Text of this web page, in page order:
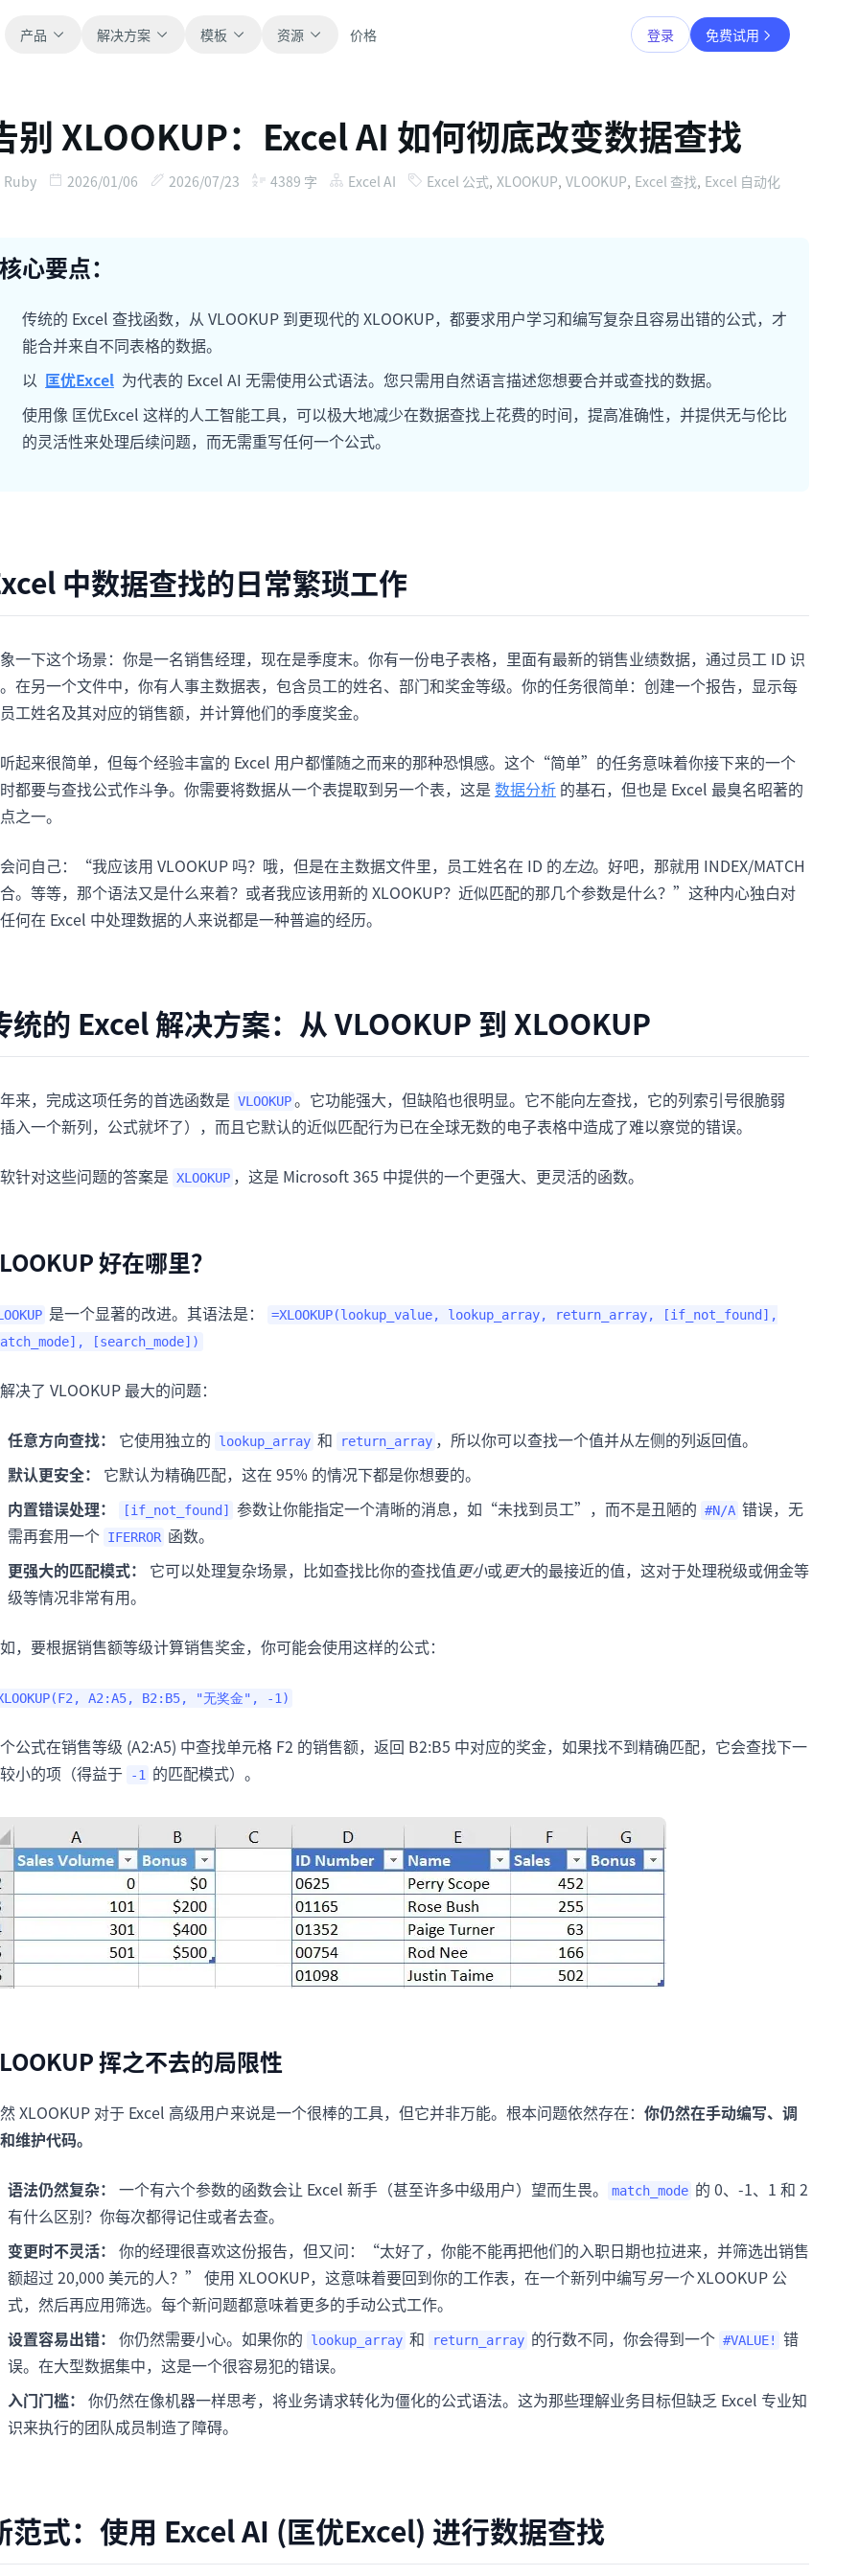
产品 解决方案 模板
全部
用于跟踪流程、协作、计划与执行。
支持销售管道、目标、预测和营收跟踪。
项目
资源
博客
查看产品文档、配置和使用说明。
用于分析、报表和清洗的实用提示词。
快速入门
价格 登录 免费试用
别 XLOOKUP：Excel AI 如何彻底改变数据查找
Ruby 2026/01/06 2026/07/23 4389 字 Excel AI Excel 公式, XLOOKUP, VLOOKUP, Excel 查找, Excel 自动化
核心要点：
传统的 Excel 查找函数，从 VLOOKUP 到更现代的 XLOOKUP，都要求用户学习和编写复杂且容易出错的公式，才
能合并来自不同表格的数据。
以 匡优Excel 为代表的 Excel AI 无需使用公式语法。您只需用自然语言描述您想要合并或查找的数据。
使用像 匡优Excel 这样的人工智能工具，可以极大地减少在数据查找上花费的时间，提高准确性，并提供无与伦比
的灵活性来处理后续问题，而无需重写任何一个公式。
中数据查找的日常繁琐工作
一下这个场景：你是一名销售经理，现在是季度末。你有一份电子表格，里面有最新的销售业绩数据，通过员工 ID 识
在另一个文件中，你有人事主数据表，包含员工的姓名、部门和奖金等级。你的任务很简单：创建一个报告，显示每
工姓名及其对应的销售额，并计算他们的季度奖金。
起来很简单，但每个经验丰富的 Excel 用户都懂随之而来的那种恐惧感。这个“简单”的任务意味着你接下来的一个
都要与查找公式作斗争。你需要将数据从一个表提取到另一个表，这是 数据分析 的基石，但也是 Excel 最臭名昭著的
之一。
问自己：“我应该用 VLOOKUP 吗？哦，但是在主数据文件里，员工姓名在 ID 的左边。好吧，那就用 INDEX/MATCH
。等等，那个语法又是什么来着？或者我应该用新的 XLOOKUP？近似匹配的那几个参数是什么？”这种内心独白对
何在 Excel 中处理数据的人来说都是一种普遍的经历。
统的 Excel 解决方案：从 VLOOKUP 到 XLOOKUP
来，完成这项任务的首选函数是 VLOOKUP 。它功能强大，但缺陷也很明显。它不能向左查找，它的列索引号很脆弱
插入一个新列，公式就坏了），而且它默认的近似匹配行为已在全球无数的电子表格中造成了难以察觉的错误。
针对这些问题的答案是 XLOOKUP ，这是 Microsoft 365 中提供的一个更强大、更灵活的函数。
好在哪里？
是一个显著的改进。其语法是：
=XLOOKUP(lookup_value, lookup_array, return_array, [if_not_found],
[search_mode])
决了 VLOOKUP 最大的问题：
任意方向查找： 它使用独立的 lookup_array 和 return_array ，所以你可以查找一个值并从左侧的列返回值。
默认更安全：
它默认为精确匹配，这在 95% 的情况下都是你想要的。
内置错误处理：
[if_not_found] 参数让你能指定一个清晰的消息，如“未找到员工”，而不是丑陋的 #N/A 错误，无
需再套用一个 IFERROR 函数。
更强大的匹配模式：
它可以处理复杂场景，比如查找比你的查找值更小或更大的最接近的值，这对于处理税级或佣金等
级等情况非常有用。
，要根据销售额等级计算销售奖金，你可能会使用这样的公式：
A2:A5, B2:B5, "无奖金", -1)
公式在销售等级 (A2:A5) 中查找单元格 F2 的销售额，返回 B2:B5 中对应的奖金，如果找不到精确匹配，它会查找下一
小的项（得益于
-1 的匹配模式）。
挥之不去的局限性
XLOOKUP 对于 Excel 高级用户来说是一个很棒的工具，但它并非万能。根本问题依然存在： 你仍然在手动编写、调
维护代码。
语法仍然复杂： 一个有六个参数的函数会让 Excel 新手（甚至许多中级用户）望而生畏。 match_mode 的 0、-1、1 和 2
有什么区别？你每次都得记住或者去查。
变更时不灵活： 你的经理很喜欢这份报告，但又问：“太好了，你能不能再把他们的入职日期也拉进来，并筛选出销售
额超过 20,000 美元的人？” 使用 XLOOKUP，这意味着要回到你的工作表，在一个新列中编写另一个XLOOKUP 公
式，然后再应用筛选。每个新问题都意味着更多的手动公式工作。
设置容易出错： 你仍然需要小心。如果你的 lookup_array 和 return_array 的行数不同，你会得到一个 #VALUE!
错
误。在大型数据集中，这是一个很容易犯的错误。
入门门槛： 你仍然在像机器一样思考，将业务请求转化为僵化的公式语法。这为那些理解业务目标但缺乏 Excel 专业知
识来执行的团队成员制造了障碍。
范式：使用 Excel AI (匡优Excel) 进行数据查找